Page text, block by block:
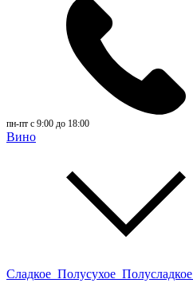
пн-пт с 9:00 до 18:00
Вино
Сладкое Полусухое Полусладкое